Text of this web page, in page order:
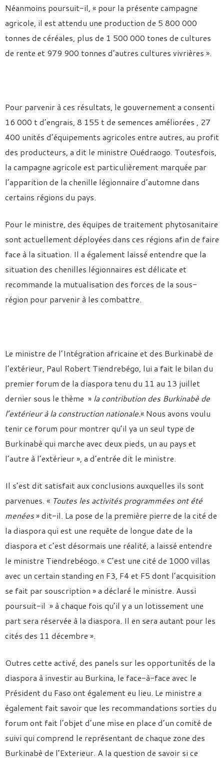
Néanmoins poursuit-il, « pour la présente campagne
agricole, il est attendu une production de 5 800 000
tonnes de céréales, plus de 1 500 000 tones de cultures
de rente et 979 900 tonnes d’autres cultures vivrières ».
Pour parvenir à ces résultats, le gouvernement a consenti
16 000 t d’engrais, 8 155 t de semences améliorées , 27
400 unités d’équipements agricoles entre autres, au profit
des producteurs, a dit le ministre Ouédraogo. Toutesfois,
la campagne agricole est particulièrement marquée par
l’apparition de la chenille légionnaire d’automne dans
certains régions du pays.
Pour le ministre, des équipes de traitement phytosanitaire
sont actuellement déployées dans ces régions afin de faire
face à la situation. Il a également laissé entendre que la
situation des chenilles légionnaires est délicate et
recommande la mutualisation des forces de la sous-
région pour parvenir à les combattre.
Le ministre de l’Intégration africaine et des Burkinabè de
l’extérieur, Paul Robert Tiendrebégo, lui a fait le bilan du
premier forum de la diaspora tenu du 11 au 13 juillet
dernier sous le thème » la contribution des Burkinabè de
l’extérieur à la construction nationale.« Nous avons voulu
tenir ce forum pour montrer qu’il ya un seul type de
Burkinabè qui marche avec deux pieds, un au pays et
l’autre à l’extérieur », a d’entrée dit le ministre.
Il s’est dit satisfait aux conclusions auxquelles ils sont
parvenues. « Toutes les activités programmées ont été
menées» dit-il. La pose de la première pierre de la cité de
la diaspora qui est une requête de longue date de la
diaspora et c’est désormais une réalité, a laissé entendre
le ministre Tiendrebéogo. « C’est une cité de 1000 villas
avec un certain standing en F3, F4 et F5 dont l’acquisition
se fait par souscription » a déclaré le ministre. Aussi
poursuit-il » à chaque fois qu’il y a un lotissement une
part sera réservée à la diaspora. Il en sera autant pour les
cités des 11 décembre ».
Outres cette activé, des panels sur les opportunités de la
diaspora à investir au Burkina, le face-à-face avec le
Président du Faso ont également eu lieu. Le ministre a
également fait savoir que les recommandations sorties du
forum ont fait l’objet d’une mise en place d’un comité de
suivi qui comprend le représentant de chaque zone des
Burkinabè de l’Exterieur. A la question de savoir si ce